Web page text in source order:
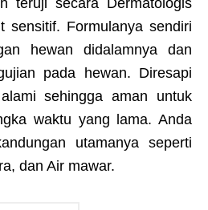
teruji secara Dermatologis
sensitif. Formulanya sendiri
hewan didalamnya dan
pada hewan. Diresapi
sehingga aman untuk
waktu yang lama. Anda
utamanya seperti
dan Air mawar.